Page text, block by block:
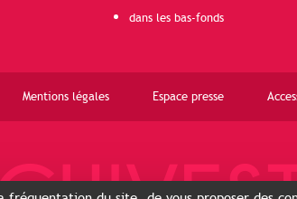
dans les bas-fonds
Mentions légales Espace presse